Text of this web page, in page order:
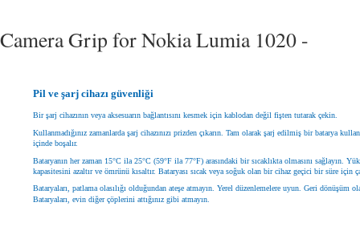
Camera Grip for Nokia Lumia 1020 -
Pil ve şarj cihazı güvenliği
Bir şarj cihazının veya aksesuarın bağlantısını kesmek için kablodan değil fişten tutarak çekin.
Kullanmadığınız zamanlarda şarj cihazınızı prizden çıkarın. Tam olarak şarj edilmiş bir batarya
içinde boşalır.
Bataryanın her zaman 15°C ila 25°C (59°F ila 77°F) arasındaki bir sıcaklıkta olmasını sağlayın.
kapasitesini azaltır ve ömrünü kısaltır. Bataryası sıcak veya soğuk olan bir cihaz geçici bir süre için
Bataryaları, patlama olasılığı olduğundan ateşe atmayın. Yerel düzenlemelere uyun. Geri dönüşüm
Bataryaları, evin diğer çöplerini attığınız gibi atmayın.